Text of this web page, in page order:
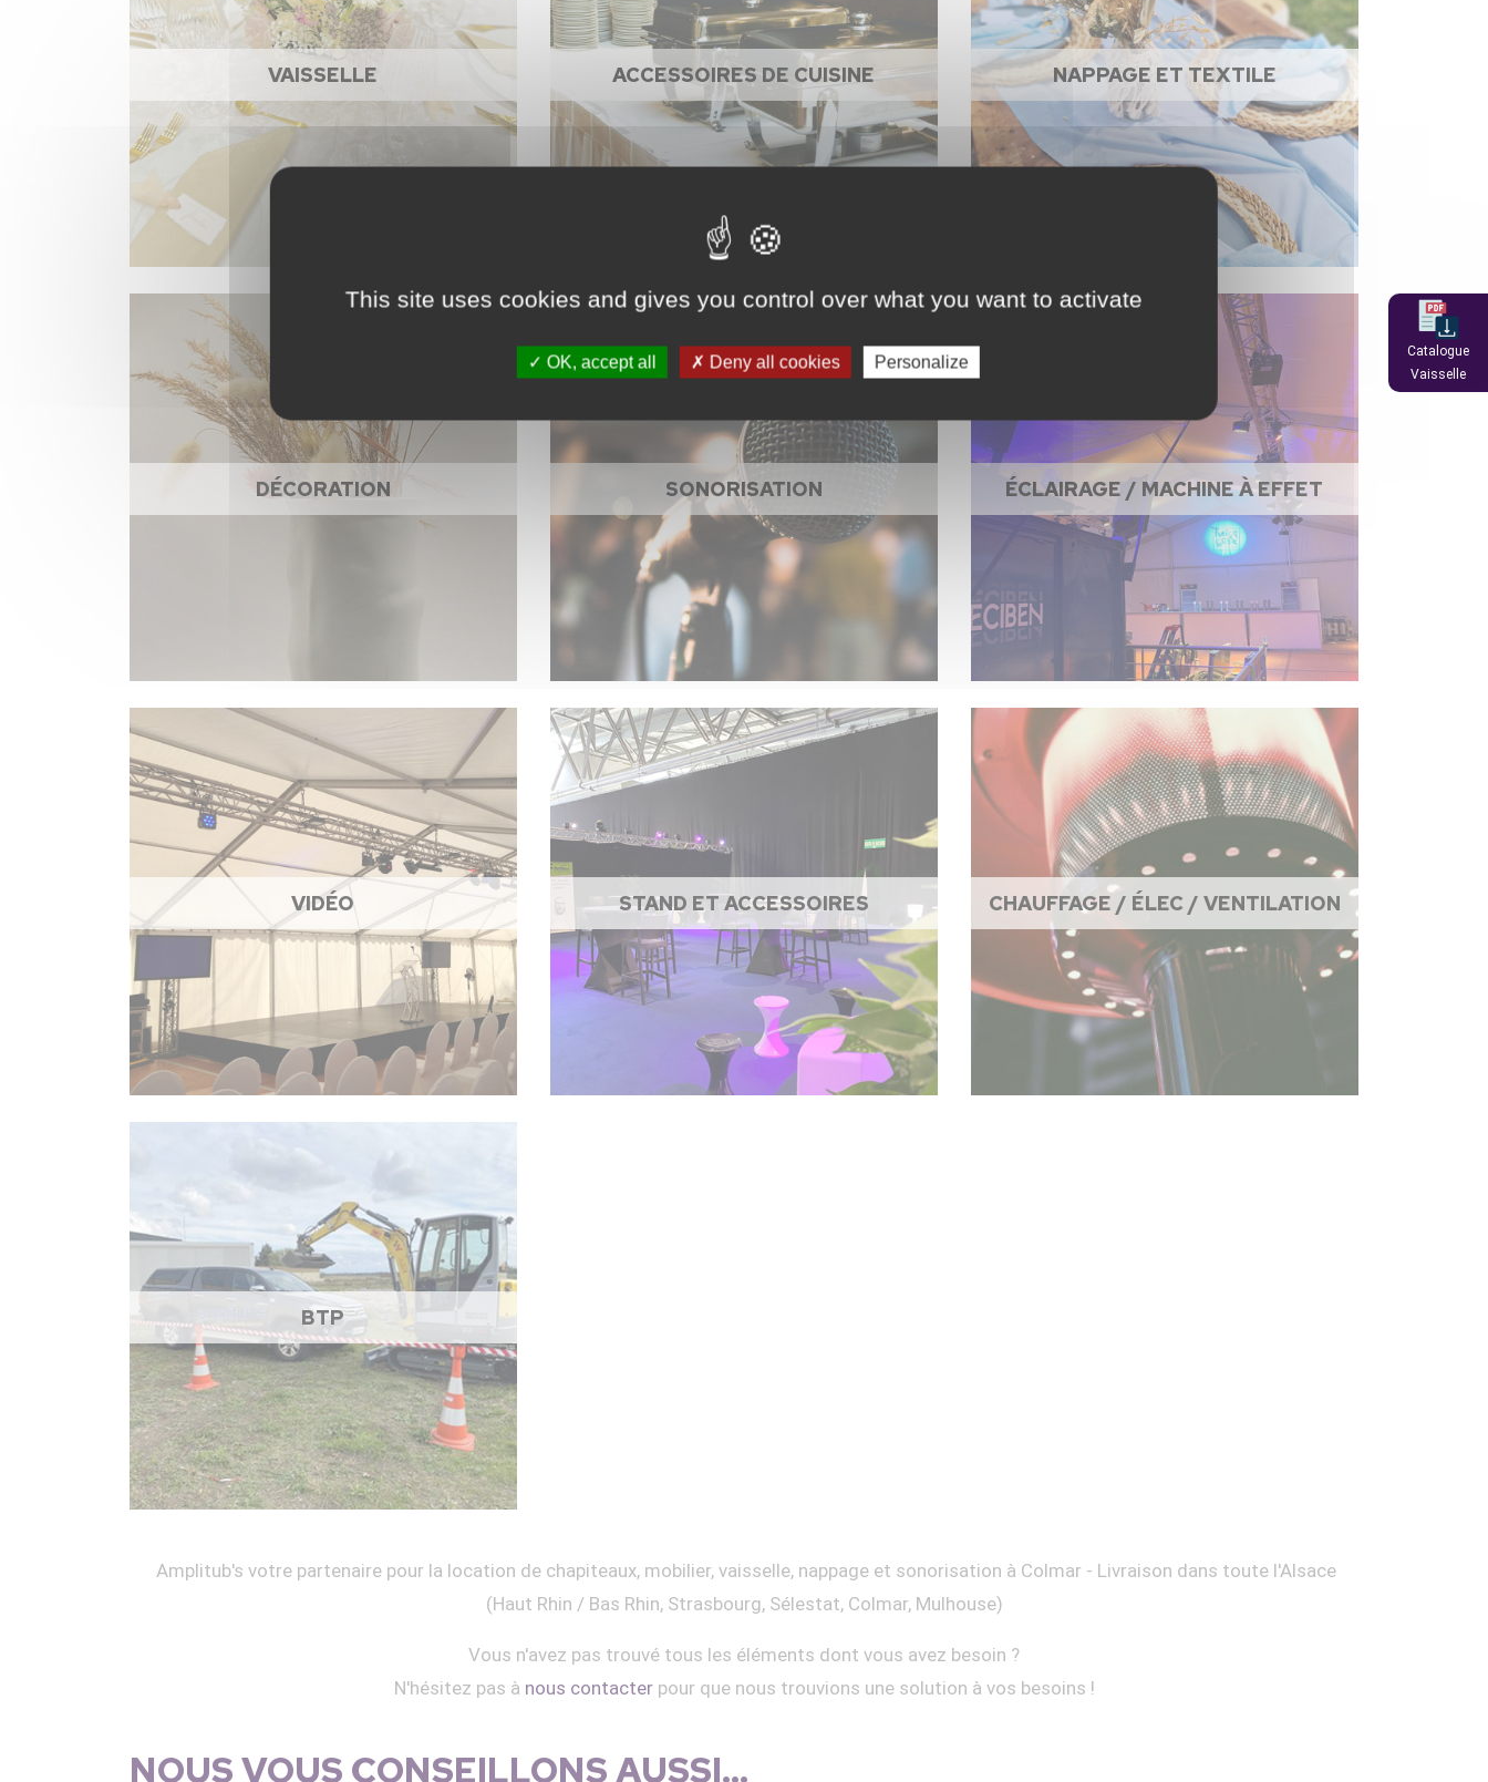
VAISSELLE ACCESSOIRES DE CUISINE NAPPAGE ET TEXTILE
DÉCORATION SONORISATION ÉCLAIRAGE / MACHINE À EFFET
VIDÉO STAND ET ACCESSOIRES CHAUFFAGE / ÉLEC / VENTILATION
BTP
Amplitub's votre partenaire pour la location de chapiteaux, mobilier, vaisselle, nappage et sonorisation à Colmar - Livraison dans toute l'Alsace
(Haut Rhin / Bas Rhin, Strasbourg, Sélestat, Colmar, Mulhouse)
Vous n'avez pas trouvé tous les éléments dont vous avez besoin ?
N'hésitez pas à nous contacterpour que nous trouvions une solution à vos besoins !
NOUS VOUS CONSEILLONS AUSSI...
Catalogue
Vaisselle
This site uses cookies and gives you control over what you want to activate
OK, accept all Deny all cookies Personalize